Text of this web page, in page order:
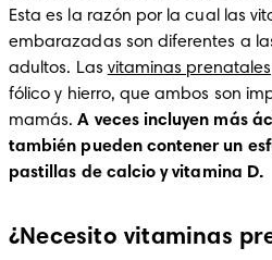
Esta es la razón por la cual las
embarazadas son diferentes a
adultos. Las vitaminas prenatales
fólico y hierro, que ambos son
mamás. A veces incluyen más
también pueden contener un
pastillas de calcio y vitamina D.
¿Necesito vitaminas